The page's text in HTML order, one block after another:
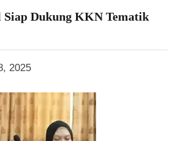
Siap Dukung KKN Tematik
2025